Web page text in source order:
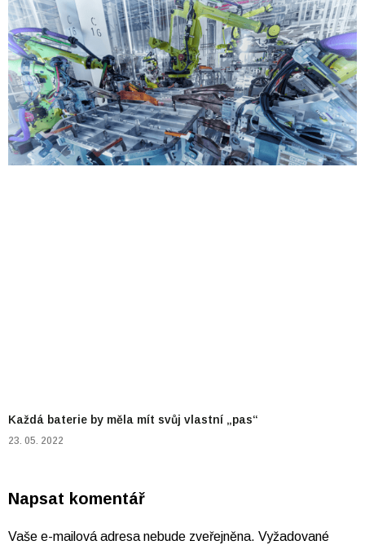
Každá baterie by měla mít svůj vlastní „pas“
23. 05. 2022
Napsat komentář
Vaše e-mailová adresa nebude zveřejněna. Vyžadované